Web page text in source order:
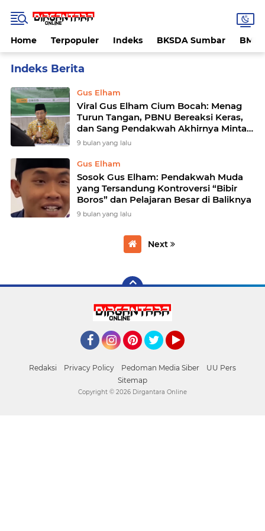
Home Terpopuler Indeks BKSDA Sumbar
Gus Elham
Viral Gus Elham Cium Bocah: Menag
Turun Tangan, PBNU Bereaksi Keras,
dan Sang Pendakwah Akhirnya Minta
Maaf
9 bulan yang lalu
Gus Elham
Sosok Gus Elham: Pendakwah Muda
yang Tersandung Kontroversi “Bibir
Boros” dan Pelajaran Besar di Baliknya
9 bulan yang lalu
Next
Redaksi Privacy Policy Pedoman Media Siber
UU Pers
Sitemap
Copyright © 2026 Dirgantara Online